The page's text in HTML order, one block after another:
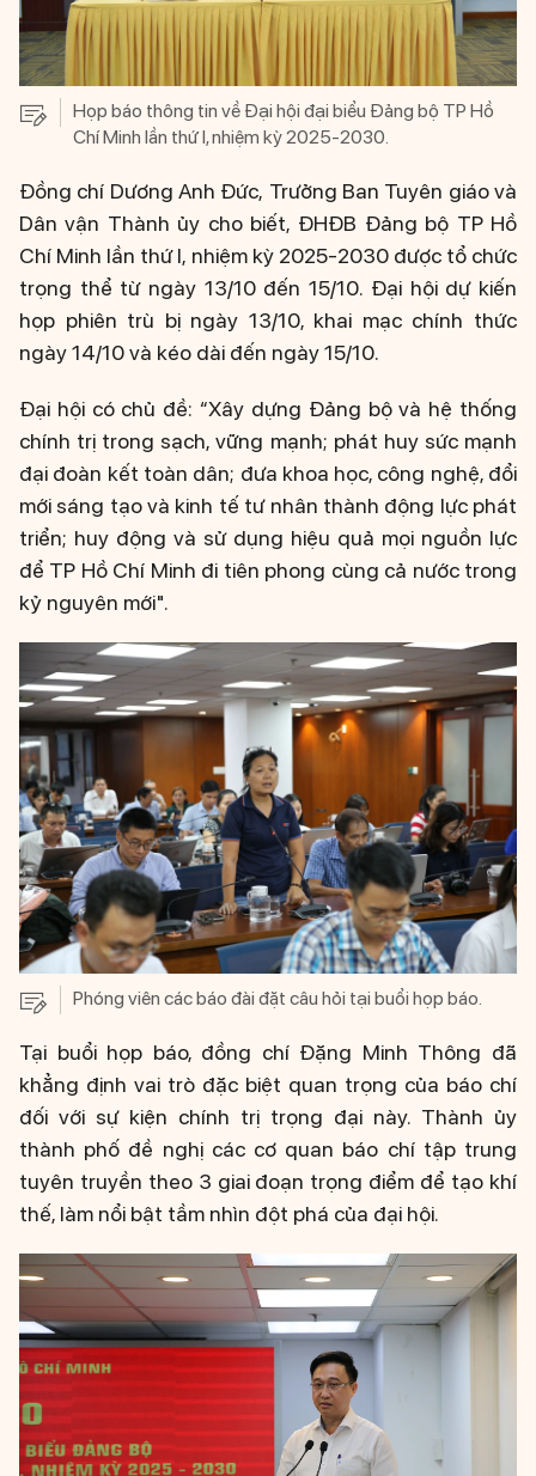
Họp báo thông tin về Đại hội đại biểu Đảng bộ TP Hồ
Chí Minh lần thứ I, nhiệm kỳ 2025-2030.
Đồng chí Dương Anh Đức, Trưởng Ban Tuyên giáo và
Dân vận Thành ủy cho biết, ĐHĐB Đảng bộ TP Hồ
Chí Minh lần thứ I, nhiệm kỳ 2025-2030 được tổ chức
trọng thể từ ngày 13/10 đến 15/10. Đại hội dự kiến
họp phiên trù bị ngày 13/10, khai mạc chính thức
ngày 14/10 và kéo dài đến ngày 15/10.
Đại hội có chủ đề: “Xây dựng Đảng bộ và hệ thống
chính trị trong sạch, vững mạnh; phát huy sức mạnh
đại đoàn kết toàn dân; đưa khoa học, công nghệ, đổi
mới sáng tạo và kinh tế tư nhân thành động lực phát
triển; huy động và sử dụng hiệu quả mọi nguồn lực
để TP Hồ Chí Minh đi tiên phong cùng cả nước trong
kỷ nguyên mới".
Phóng viên các báo đài đặt câu hỏi tại buổi họp báo.
Tại buổi họp báo, đồng chí Đặng Minh Thông đã
khẳng định vai trò đặc biệt quan trọng của báo chí
đối với sự kiện chính trị trọng đại này. Thành ủy
thành phố đề nghị các cơ quan báo chí tập trung
tuyên truyền theo 3 giai đoạn trọng điểm để tạo khí
thế, làm nổi bật tầm nhìn đột phá của đại hội.